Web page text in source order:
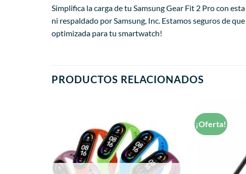
Simplifica la carga de tu Samsung Gear Fit 2 Pro con
ni respaldado por Samsung, Inc. Estamos seguros de
optimizada para tu smartwatch!
PRODUCTOS RELACIONADOS
lista de
deseos
¡Oferta!